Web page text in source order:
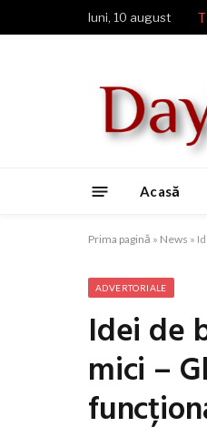
luni, 10 august
Acasă
Prima pagină » News »
ADVERTORIALE
Idei de
mici –